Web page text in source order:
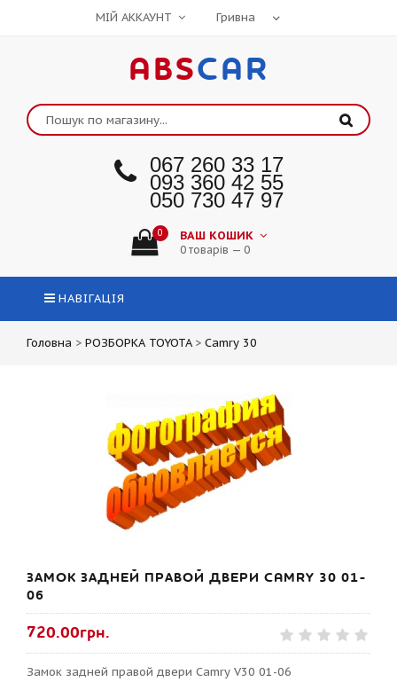
МІЙ АККАУНТ
ABSCAR
067 260 33 17
093 360 42 55
050 730 47 97
0 ВАШ КОШИК
0 товарів — 0
НАВІГАЦІЯ
Головна > РОЗБОРКА TOYOTA > Camry 30
ЗАМОК ЗАДНЕЙ ПРАВОЙ ДВЕРИ CAMRY 30 01-
06
720.00грн.
Замок задней правой двери Camry V30 01-06